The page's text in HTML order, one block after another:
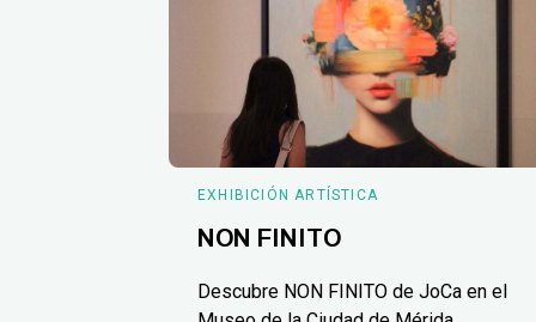
EXHIBICIÓN ARTÍSTICA
NON FINITO
Descubre NON FINITO de JoCa en el